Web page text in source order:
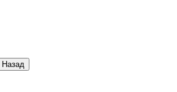
Назад